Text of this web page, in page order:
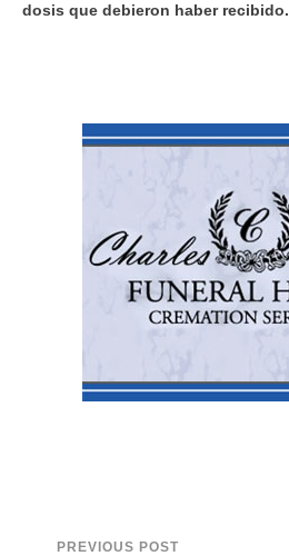
dosis que debieron haber recibido.
PREVIOUS POST